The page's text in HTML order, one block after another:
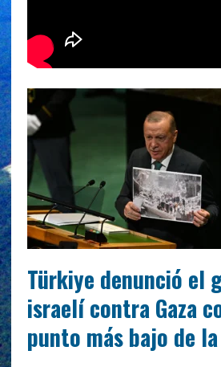
Türkiye denunció el
israelí contra Gaza
punto más bajo de